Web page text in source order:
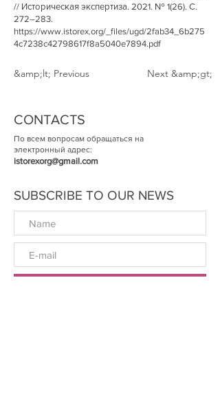
// Историческая экспертиза. 2021. № 1(26). С.
272–283.
https://www.istorex.org/_files/ugd/2fab34_6b275
4c7238c42798617f8a5040e7894.pdf
&amp;lt; Previous Next &amp;gt;
CONTACTS
По всем вопросам обращаться на
электронный адрес:
istorexorg@gmail.com
SUBSCRIBE TO OUR NEWS